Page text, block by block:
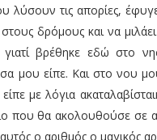
λύσουν τις απορίες,
δρόμους και να
γιατί βρέθηκε εδώ στο
μου είπε. Και στο νου
με λόγια
που θα ακολουθούσε σε
ο αριθμός ο μαγικός